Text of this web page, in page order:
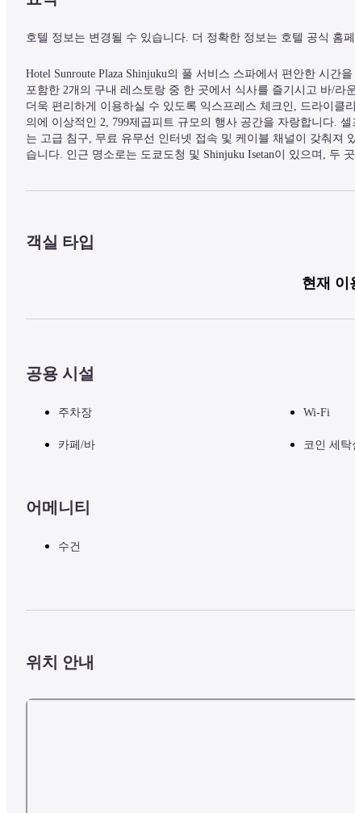
호텔 정보는 변경될 수 있습니다. 더 정확한 정보는 호텔 공식 홈
Hotel Sunroute Plaza Shinjuku의 풀 서비스 스파에서 편안한 시
포함한 2개의 구내 레스토랑 중 한 곳에서 식사를 즐기시고 바/
더욱 편리하게 이용하실 수 있도록 익스프레스 체크인, 드라이클
의에 이상적인 2, 799제곱피트 규모의 행사 공간을 자랑합니다.
는 고급 침구, 무료 유무선 인터넷 접속 및 케이블 채널이 갖춰져
습니다. 인근 명소로는 도쿄도청 및 Shinjuku Isetan이 있으며, 두
객실 타입
현재 이
공용 시설
주차장 Wi-Fi
카페/바 코인 세탁
어메니티
수건
위치 안내